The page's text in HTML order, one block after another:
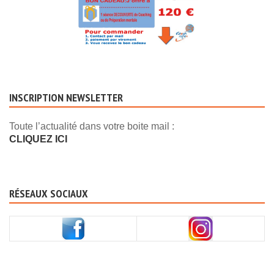
INSCRIPTION NEWSLETTER
Toute l’actualité dans votre boite mail :
CLIQUEZ ICI
RÉSEAUX SOCIAUX